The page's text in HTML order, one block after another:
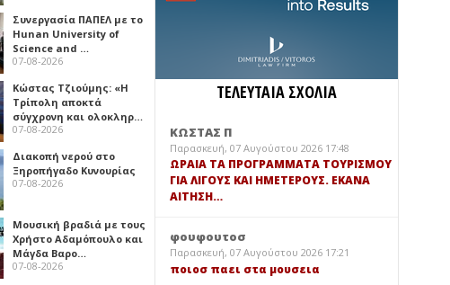
Συνεργασία ΠΑΠΕΛ με το
Hunan University of
Science and …
07-08-2026
Κώστας Τζιούμης: «Η
Τρίπολη αποκτά
σύγχρονη και ολοκληρ…
07-08-2026
Διακοπή νερού στο
Ξηροπήγαδο Κυνουρίας
07-08-2026
Μουσική βραδιά με τους
Χρήστο Αδαμόπουλο και
Μάγδα Βαρο…
07-08-2026
ΤΕΛΕΥΤΑΙΑ ΣΧΟΛΙΑ
ΚΩΣΤΑΣ Π
Παρασκευή, 07 Αυγούστου 2026 17:48
ΩΡΑΙΑ ΤΑ ΠΡΟΓΡΑΜΜΑΤΑ ΤΟΥΡΙΣΜΟΥ
ΓΙΑ ΛΙΓΟΥΣ ΚΑΙ ΗΜΕΤΕΡΟΥΣ. ΕΚΑΝΑ
ΑΙΤΗΣΗ…
φουφουτοσ
Παρασκευή, 07 Αυγούστου 2026 17:21
ποιοσ παει στα μουσεια